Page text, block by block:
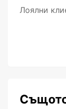
Лоялни